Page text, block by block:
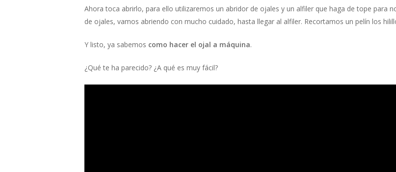
Ahora toca abrirlo, para ello utilizaremos un abridor de ojales y un alfiler que haga de tope para
de ojales, vamos abriendo con mucho cuidado, hasta llegar al alfiler. Recortamos un pelín los
Y listo, ya sabemos como hacer el ojal a máquina.
¿Qué te ha parecido? ¿A qué es muy fácil?